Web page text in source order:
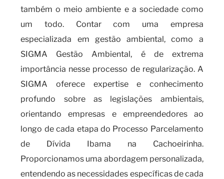
também o meio ambiente e a sociedade como
um todo. Contar com uma empresa
especializada em gestão ambiental, como a
SIGMA Gestão Ambiental, é de extrema
importância nesse processo de regularização. A
SIGMA oferece expertise e conhecimento
profundo sobre as legislações ambientais,
orientando empresas e empreendedores ao
longo de cada etapa do Processo Parcelamento
de Dívida Ibama na Cachoeirinha.
Proporcionamos uma abordagem personalizada,
entendendo as necessidades específicas de cada